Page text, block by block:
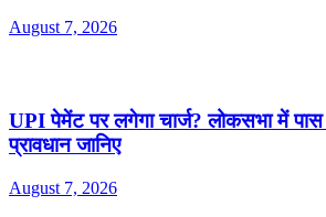
August 7, 2026
UPI पेमेंट पर लगेगा चार्ज? लोकसभा में
प्रावधान जानिए
August 7, 2026